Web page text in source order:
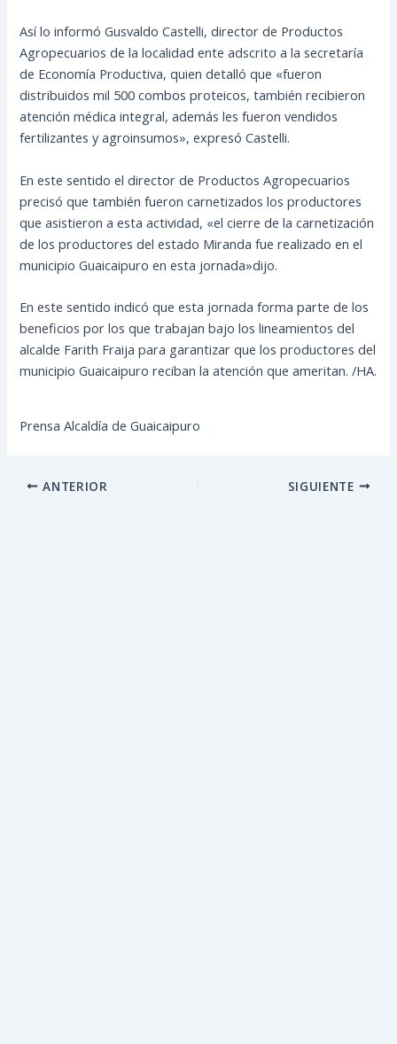
Así lo informó Gusvaldo Castelli, director de Productos
Agropecuarios de la localidad ente adscrito a lasecretaría
de Economía Productiva, quien detalló que «fueron
distribuidos mil 500 combos proteicos, también recibieron
atención médica integral, además les fueron vendidos
fertilizantes y agroinsumos», expresó Castelli.
En este sentido el director de Productos Agropecuarios
precisó que también fueron carnetizados los productores
que asistieron a esta actividad, «el cierre de la carnetización
de los productores del estado Miranda fue realizado en el
municipio Guaicaipuro en esta jornada»dijo.
En este sentido indicó que esta jornada forma parte de los
beneficios por los que trabajan bajo los lineamientos del
alcalde Farith Fraija para garantizar que los productores del
municipio Guaicaipuro reciban la atención que ameritan. /HA.
Prensa Alcaldía de Guaicaipuro
ANTERIOR SIGUIENTE